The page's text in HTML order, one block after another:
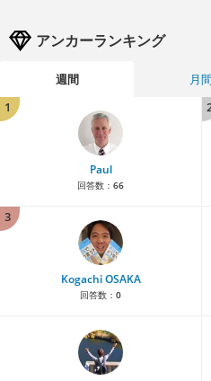
アンカーランキング
週間 月間
1
Paul
回答数： 66
3
Kogachi OSAKA
回答数： 0